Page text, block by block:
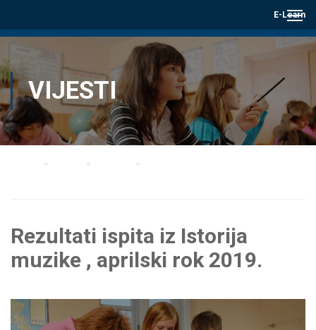
E-Learn
VIJESTI
Rezultati ispita iz Istorija
muzike , aprilski rok 2019.